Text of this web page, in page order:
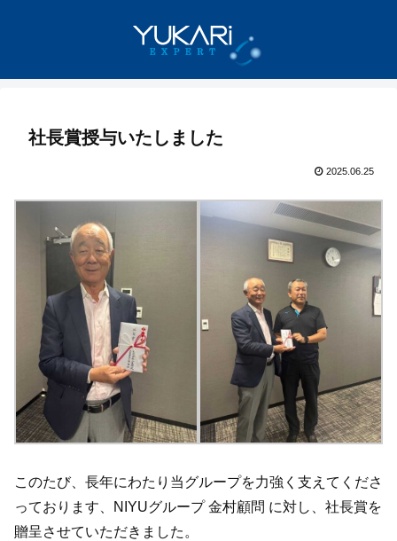
社長賞授与いたしました
2025.06.25
このたび、長年にわたり当グループを力強く支えてくださ
っております、NIYUグループ 金村顧問 に対し、社長賞を
贈呈させていただきました。